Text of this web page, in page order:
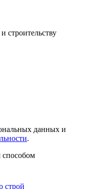
строительству
данных и
.
строй